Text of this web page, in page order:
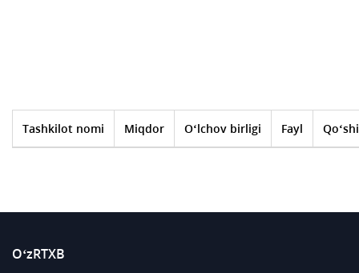
Tashkilot nomi Miqdor O‘lchov birligi Fayl
O‘zRTXB